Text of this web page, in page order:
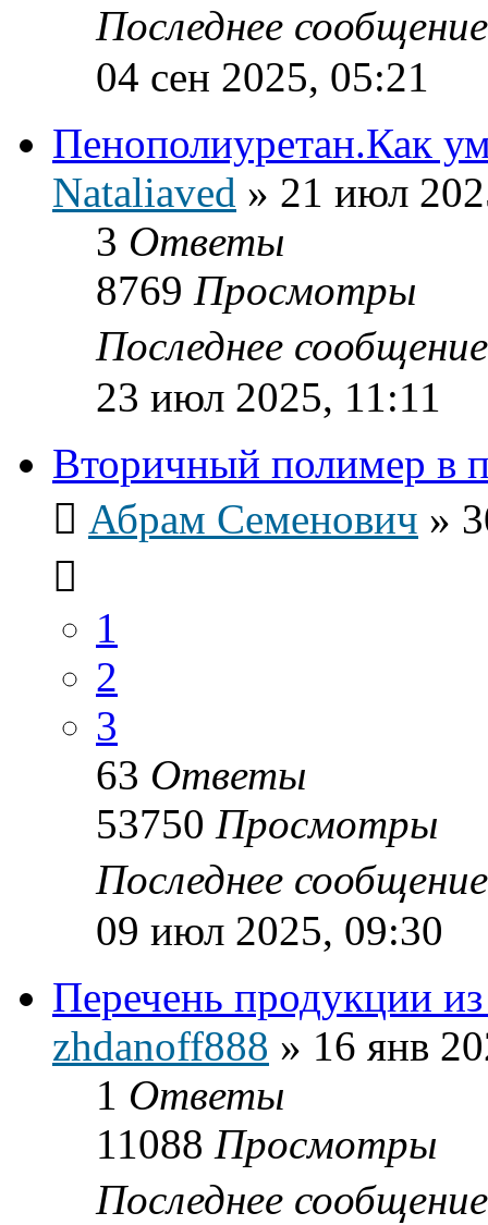
Последнее
04 сен 2025, 05:21
Пенополиуретан.Как
Nataliaved » 21 июл
3 Ответы
8769 Просмотры
Последнее
23 июл 2025, 11:11
Вторичный полимер в
Абрам Семенович »
1
2
3
63 Ответы
53750 Просмотры
Последнее
09 июл 2025, 09:30
Перечень продукции
zhdanoff888 » 16 янв
1 Ответы
11088 Просмотры
Последнее